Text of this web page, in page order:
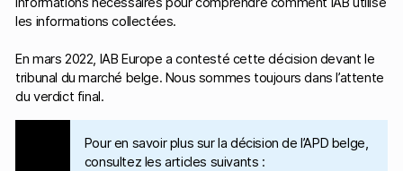
les informations collectées.
En mars 2022, IAB Europe a contesté cette décision devant le
tribunal du marché belge. Nous sommes toujours dans l’attente
du verdict final.
Pour en savoir plus sur la décision de l’APD belge,
consultez les articles suivants :